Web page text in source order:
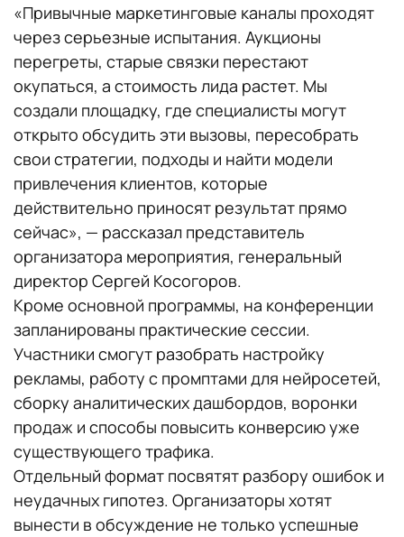
«Привычные маркетинговые каналы проходят
через серьезные испытания. Аукционы
перегреты, старые связки перестают
окупаться, а стоимость лида растет. Мы
создали площадку, где специалисты могут
открыто обсудить эти вызовы, пересобрать
свои стратегии, подходы и найти модели
привлечения клиентов, которые
действительно приносят результат прямо
сейчас», — рассказал представитель
организатора мероприятия, генеральный
директор Сергей Косогоров.
Кроме основной программы, на конференции
запланированы практические сессии.
Участники смогут разобрать настройку
рекламы, работу с промптами для нейросетей,
сборку аналитических дашбордов, воронки
продаж и способы повысить конверсию уже
существующего трафика.
Отдельный формат посвятят разбору ошибок и
неудачных гипотез. Организаторы хотят
вынести в обсуждение не только успешные